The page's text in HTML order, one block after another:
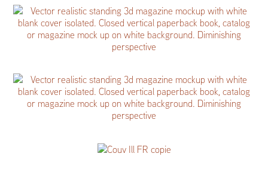
Books Le Feu Follet
Catalogue « Le Grand Tour »
Catalogue de livres rares et précieux 2025